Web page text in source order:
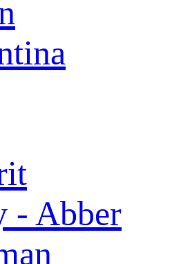
- Abber